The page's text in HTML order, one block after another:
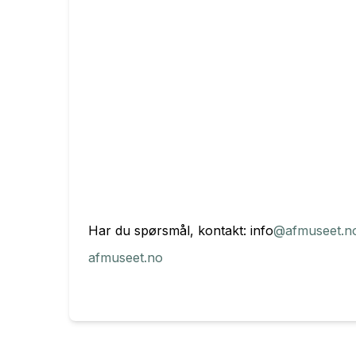
Har du spørsmål, kontakt: info
afmuseet.no